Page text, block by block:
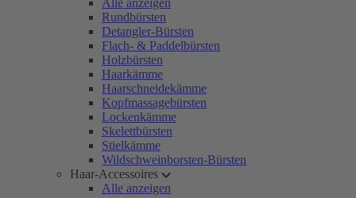
Alle anzeigen
Rundbürsten
Detangler-Bürsten
Flach- & Paddelbürsten
Holzbürsten
Haarkämme
Haarschneidekämme
Kopfmassagebürsten
Lockenkämme
Skelettbürsten
Stielkämme
Wildschweinborsten-Bürsten
Haar-Accessoires
Alle anzeigen